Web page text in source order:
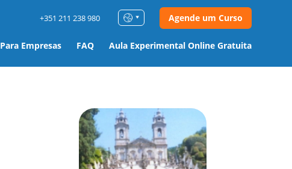
Para Empresas FAQ Aula Experimental Online Gratuita
+351 211 238 980 Agende um Curso